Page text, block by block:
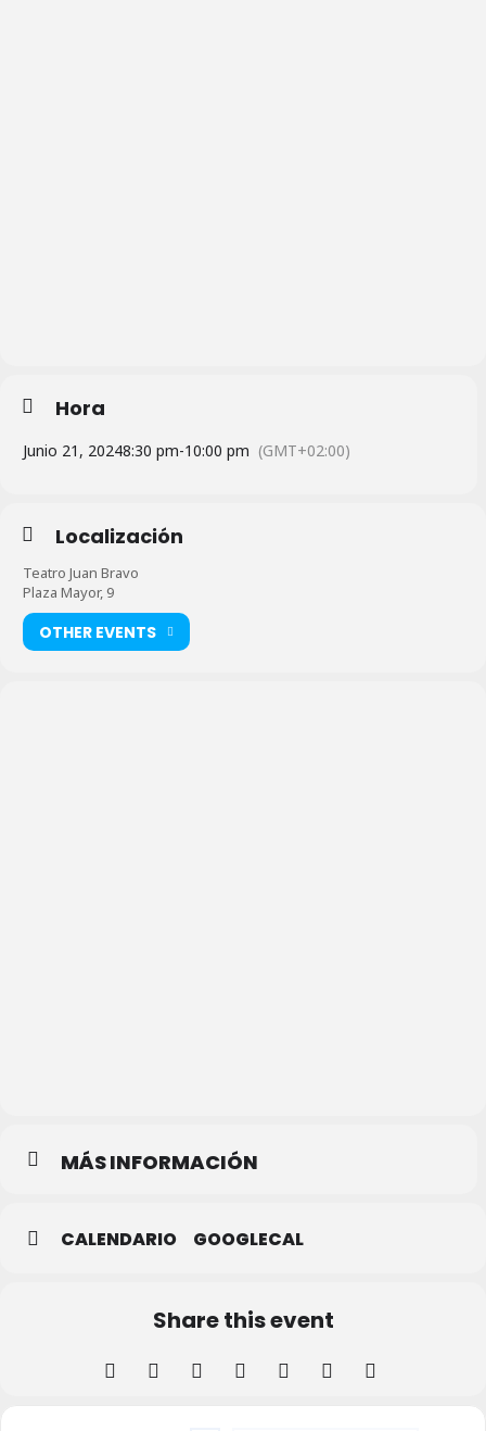
Hora
Junio 21, 20248:30 pm-10:00 pm (GMT+02:00)
Localización
Teatro Juan Bravo
Plaza Mayor, 9
OTHER EVENTS
MÁS INFORMACIÓN
CALENDARIO GOOGLECAL
Share this event